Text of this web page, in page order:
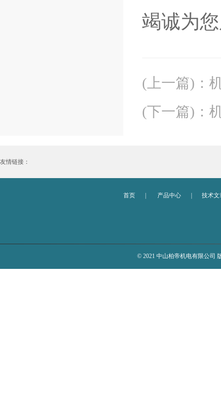
竭诚为
(上一篇) ：
(下一篇) ：
友情链接：
首页 产品中心 技术文
© 2021 中山柏帝机电有限公司